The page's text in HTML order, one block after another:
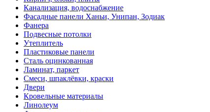
Канализация, водоснабжение
Фасадные панели Ханьи, Унипан, Зодиак
Фанера
Подвесные потолки
Утеплитель
Пластиковые панели
Сталь оцинкованная
Ламинат, паркет
Смеси, шпаклёвки, краски
Двери
Кровельные материалы
Линолеум